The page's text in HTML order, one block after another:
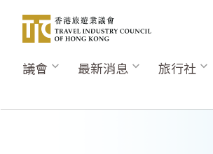
Main
議會 最新消息 旅行社